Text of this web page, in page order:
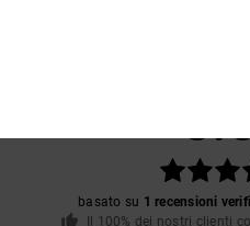
basato su 1 recensioni
Il 100% dei nostri clienti